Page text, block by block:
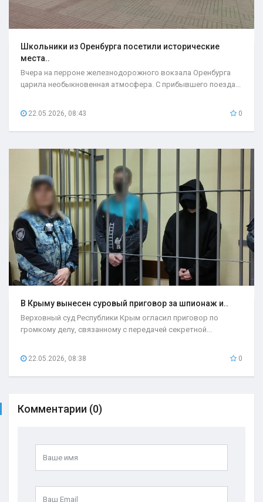
Школьники из Оренбурга посетили исторические
места..
Вчера на перроне железнодорожного вокзала Оренбурга
царила необыкновенная атмосфера. С прибывшего поезда...
22.05.2026, 08:43 0
В Крыму вынесен суровый приговор за шпионаж и..
Верховный суд Республики Крым огласил приговор по
громкому делу, связанному с передачей секретной...
22.05.2026, 08:38 0
Комментарии (0)